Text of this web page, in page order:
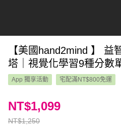
【美國hand2mind 】 益
塔｜視覺化學習9種分數
App 獨享活動 宅配滿NT$800免運
NT$1,250
NT$1,099